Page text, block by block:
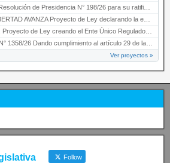
de Presidencia N° 198/26 para su ratificación.
Proyecto de Ley declarando la esencialidad del servicio educativ…
de Ley creando el Ente Único Regulador de servicios públicos de la …
26 Dando cumplimiento al artículo 29 de la Ley provincial N° 1399…
Ver proyectos »
Follow